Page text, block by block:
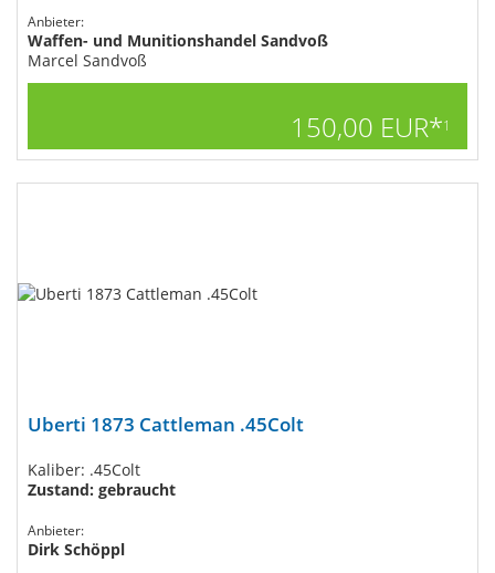
Anbieter:
Waffen- und Munitionshandel Sandvoß
Marcel Sandvoß
150,00 EUR*1
Uberti 1873 Cattleman .45Colt
Kaliber: .45Colt
Zustand: gebraucht
Anbieter:
Dirk Schöppl